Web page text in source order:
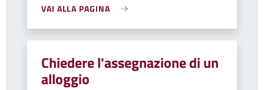
VAI ALLA PAGINA
Chiedere l'assegnazione di un
alloggio